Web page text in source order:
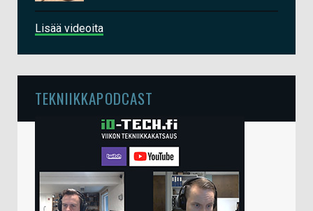
Lisää videoita
TEKNIIKKAPODCAST